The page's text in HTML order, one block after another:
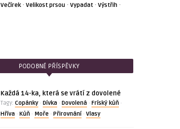
Večírek· Velikost prsou · Vypadat · Výstřih ·
PODOBNÉ PŘÍSPĚVKY
Každá 14-ka, která se vrátí z dovolené
Tagy: Copánky· Dívka· Dovolená· Fríský kůň·
Hříva· Kůň· Moře· Přirovnání· Vlasy